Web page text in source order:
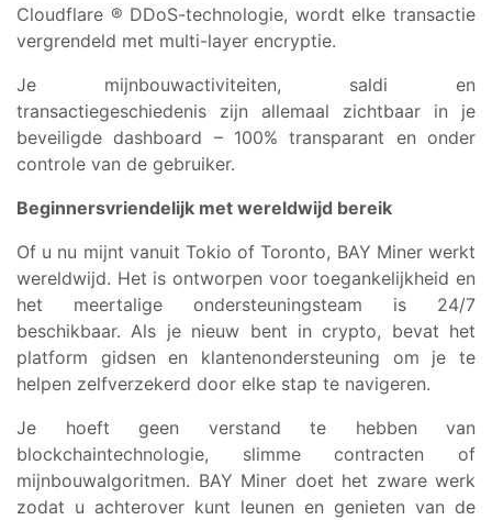
Cloudflare ® DDoS-technologie, wordt elke transactie
vergrendeld met multi-layer encryptie.
Je mijnbouwactiviteiten, saldi en
transactiegeschiedenis zijn allemaal zichtbaar in je
beveiligde dashboard – 100% transparant en onder
controle van de gebruiker.
Beginnersvriendelijk met wereldwijd bereik
Of u nu mijnt vanuit Tokio of Toronto, BAY Miner werkt
wereldwijd. Het is ontworpen voor toegankelijkheid en
het meertalige ondersteuningsteam is 24/7
beschikbaar. Als je nieuw bent in crypto, bevat het
platform gidsen en klantenondersteuning om je te
helpen zelfverzekerd door elke stap te navigeren.
Je hoeft geen verstand te hebben van
blockchaintechnologie, slimme contracten of
mijnbouwalgoritmen. BAY Miner doet het zware werk
zodat u achterover kunt leunen en genieten van de